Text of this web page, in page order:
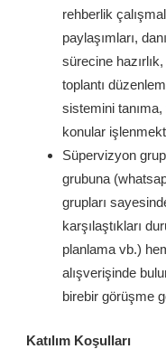
rehberlik
paylaşımları,
sürecine
toplantı
sistemini tanıma,
konular
Süpervizyon grup
grubuna
grupları
karşılaştıkları
planlama vb.)
alışverişinde
birebir görüşme
Katılım Koşulları